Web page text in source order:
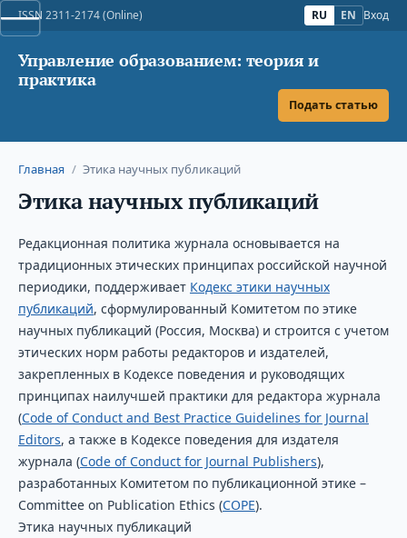
ISSN 2311-2174 (Online) RU EN Вход
Управление образованием: теория и
практика
Подать статью
Главная / Этика научных публикаций
Этика научных публикаций
Редакционная политика журнала основывается на
традиционных этических принципах российской научной
периодики, поддерживает Кодекс этики научных
публикаций, сформулированный Комитетом по этике
научных публикаций (Россия, Москва) и строится с учетом
этических норм работы редакторов и издателей,
закрепленных в Кодексе поведения и руководящих
принципах наилучшей практики для редактора журнала
(Code of Conduct and Best Practice Guidelines for Journal
Editors, а также в Кодексе поведения для издателя
журнала (Code of Conduct for Journal Publishers),
разработанных Комитетом по публикационной этике –
Committee on Publication Ethics (COPE).
Этика научных публикаций